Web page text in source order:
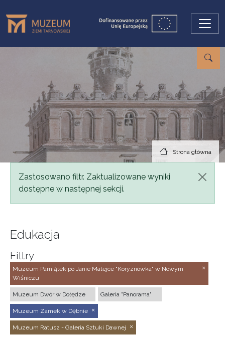
Strona główna
Komunikat
Zastosowano filtr. Zaktualizowane wyniki
dostępne w następnej sekcji.
Edukacja
Filtry
Muzeum Pamiątek po Janie Matejce "Koryznówka" w Nowym
Wiśniczu
Muzeum Dwór w Dołędze Galeria "Panorama"
Muzeum Zamek w Dębnie
Muzeum Ratusz - Galeria Sztuki Dawnej